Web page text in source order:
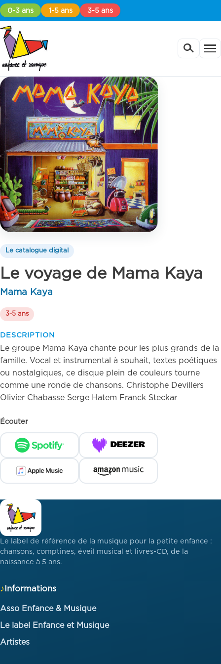
0-3 ans 1-5 ans 3-5 ans
Le catalogue digital
Le voyage de Mama Kaya
Mama Kaya
3-5 ans
DESCRIPTION
Le groupe Mama Kaya chante pour les plus grands de la
famille. Vocal et instrumental à souhait, textes poétiques
ou nostalgiques, ce disque plein de couleurs tourne
comme une ronde de chansons. Christophe Devillers
Olivier Chabasse Serge Hatem Franck Steckar
Écouter
Le label de référence de la musique pour la petite enfance :
chansons, comptines, éveil musical et livres-CD, de la
naissance à 5 ans.
Informations
Asso Enfance & Musique
Le label Enfance et Musique
Artistes